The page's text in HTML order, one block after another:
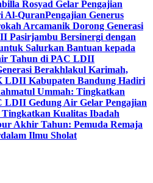
Rosyad Gelar Pengajian
Al-QuranPengajian Generus
Arcamanik Dorong Generasi
Pasirjambu Bersinergi dengan
Salurkan Bantuan kepada
Tahun di PAC LDII
Berakhlakul Karimah,
LDII Kabupaten Bandung Hadiri
Ummah: Tingkatkan
LDII Gedung Air Gelar Pengajian
Kualitas Ibadah
Akhir Tahun: Pemuda Remaja
Ilmu Sholat